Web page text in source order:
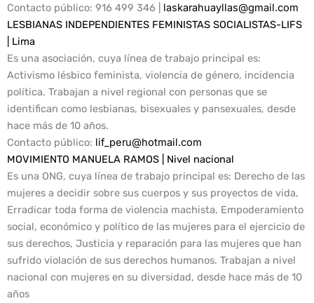
Contacto público: 916 499 346 | laskarahuayllas@gmail.com
LESBIANAS INDEPENDIENTES FEMINISTAS SOCIALISTAS-LIFS
| Lima
Es una asociación, cuya línea de trabajo principal es:
Activismo lésbico feminista, violencia de género, incidencia
política. Trabajan a nivel regional con personas que se
identifican como lesbianas, bisexuales y pansexuales, desde
hace más de 10 años.
Contacto público: lif_peru@hotmail.com
MOVIMIENTO MANUELA RAMOS | Nivel nacional
Es una ONG, cuya línea de trabajo principal es: Derecho de las
mujeres a decidir sobre sus cuerpos y sus proyectos de vida,
Erradicar toda forma de violencia machista, Empoderamiento
social, económico y político de las mujeres para el ejercicio de
sus derechos, Justicia y reparación para las mujeres que han
sufrido violación de sus derechos humanos. Trabajan a nivel
nacional con mujeres en su diversidad, desde hace más de 10
años